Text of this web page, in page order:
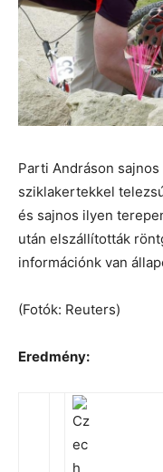
Parti Andráson
sziklakertekkel
és sajnos ilyen
után elszállították
információnk van
(Fotók: Reuters)
Eredmény: